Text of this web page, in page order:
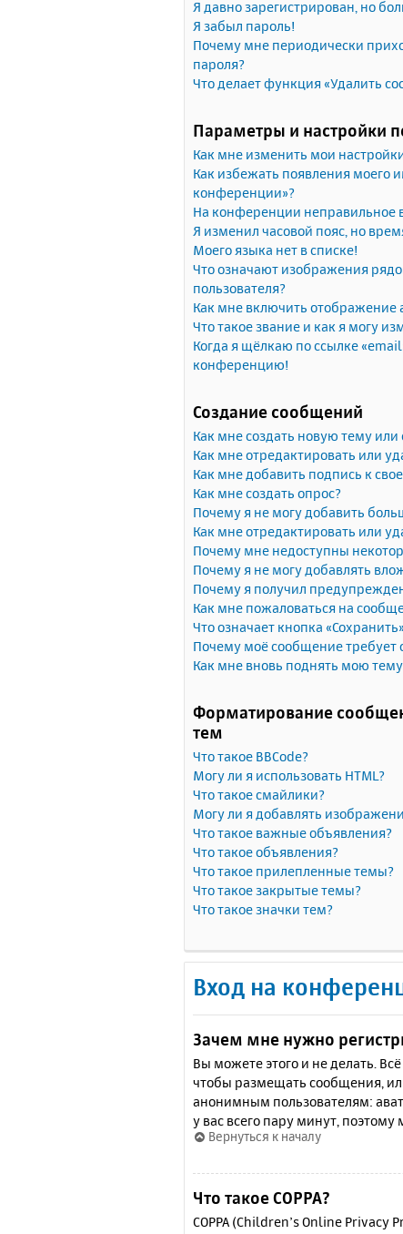
Я давно зарегистрирован, но
Я забыл пароль!
Почему мне периодически
пароля?
Что делает функция «Удалить
Параметры и настройки
Как мне изменить мои
Как избежать появления моего
конференции»?
На конференции неправильное
Я изменил часовой пояс, но
Моего языка нет в списке!
Что означают изображения
пользователя?
Как мне включить отображение
Что такое звание и как я могу
Когда я щёлкаю по ссылке
конференцию!
Создание сообщений
Как мне создать новую тему
Как мне отредактировать или
Как мне добавить подпись к
Как мне создать опрос?
Почему я не могу добавить
Как мне отредактировать или
Почему мне недоступны
Почему я не могу добавлять
Почему я получил
Как мне пожаловаться на
Что означает кнопка
Почему моё сообщение требует
Как мне вновь поднять мою
Форматирование
тем
Что такое BBCode?
Могу ли я использовать HTML?
Что такое смайлики?
Могу ли я добавлять
Что такое важные объявления?
Что такое объявления?
Что такое прилепленные темы?
Что такое закрытые темы?
Что такое значки тем?
Вход на
Зачем мне нужно
Вы можете этого и не делать.
чтобы размещать сообщения,
анонимным пользователям:
у вас всего пару минут,
Вернуться к началу
Что такое COPPA?
COPPA (Children’s Online Privacy